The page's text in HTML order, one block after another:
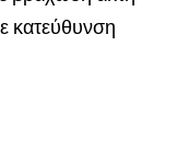
κατεύθυνση